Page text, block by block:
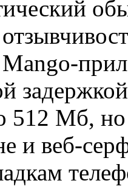
512 Мб,
и веб-